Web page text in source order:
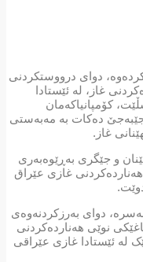
دوای درووستكردنی
غاز، لە ئێستادا
دەشڵێت، كۆمپانیاكەمان
جێبەجێ دەکات بە مەبەستى
غاز.
و جێگری بەڕێوەبەری
غازی عێراق
دوای بەرزكردنەوەی
نوێی هەناردەكردنی
لە ئێستادا غازی عێراقی